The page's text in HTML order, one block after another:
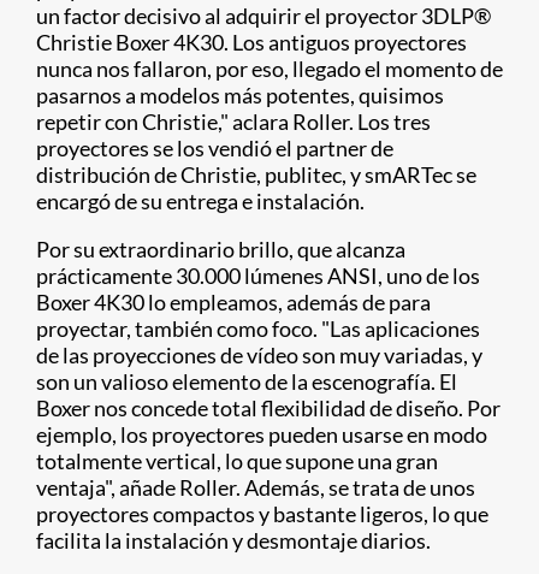
un factor decisivo al adquirir el proyector 3DLP®
Christie Boxer 4K30. Los antiguos proyectores
nunca nos fallaron, por eso, llegado el momento de
pasarnos a modelos más potentes, quisimos
repetir con Christie," aclara Roller. Los tres
proyectores se los vendió el partner de
distribución de Christie, publitec, y smARTec se
encargó de su entrega e instalación.
Por su extraordinario brillo, que alcanza
prácticamente 30.000 lúmenes ANSI, uno de los
Boxer 4K30 lo empleamos, además de para
proyectar, también como foco. "Las aplicaciones
de las proyecciones de vídeo son muy variadas, y
son un valioso elemento de la escenografía. El
Boxer nos concede total flexibilidad de diseño. Por
ejemplo, los proyectores pueden usarse en modo
totalmente vertical, lo que supone una gran
ventaja", añade Roller. Además, se trata de unos
proyectores compactos y bastante ligeros, lo que
facilita la instalación y desmontaje diarios.